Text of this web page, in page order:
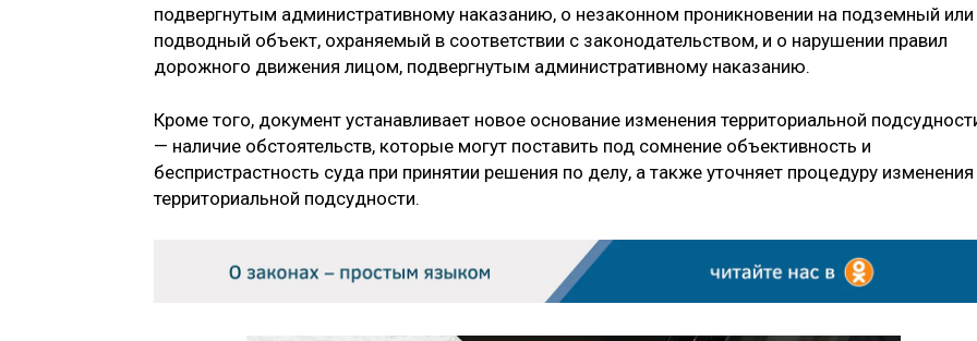
подвергнутым административному наказанию, о незаконном проникновении на подземный или
подводный объект, охраняемый в соответствии с законодательством, и о нарушении правил
дорожного движения лицом, подвергнутым административному наказанию.
Кроме того, документ устанавливает новое основание изменения территориальной
— наличие обстоятельств, которые могут поставить под сомнение объективность и
беспристрастность суда при принятии решения по делу, а также уточняет процедуру изменения
территориальной подсудности.